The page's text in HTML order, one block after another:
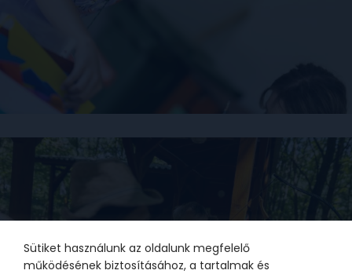
Sütiket használunk az oldalunk megfelelő
működésének biztosításához, a tartalmak és